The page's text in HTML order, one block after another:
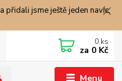
přidali jsme ještě jeden navíc,
Menu
0 ks
za 0 Kč